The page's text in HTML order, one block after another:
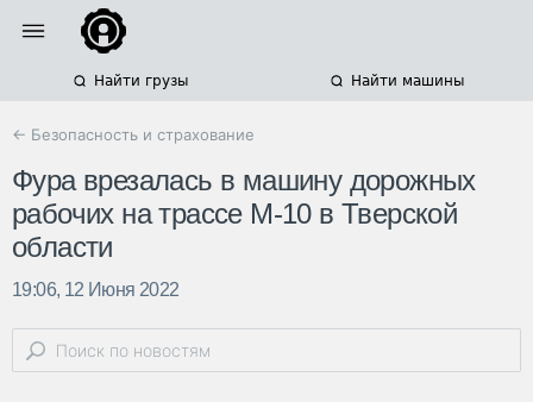
Найти грузы Найти машины
← Безопасность и страхование
Фура врезалась в машину дорожных
рабочих на трассе М-10 в Тверской
области
19:06, 12 Июня 2022